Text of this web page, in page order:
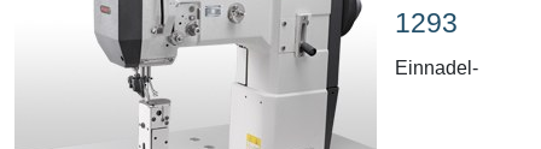
1293
Einnadel-